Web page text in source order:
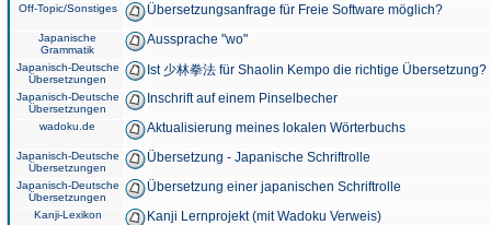
Off-Topic/Sonstiges Übersetzungsanfrage für Freie Software möglich?
Japanische
Grammatik
Aussprache "wo"
Japanisch-Deutsche
Übersetzungen
Ist 少林拳法 für Shaolin Kempo die richtige Übersetzung?
Japanisch-Deutsche
Übersetzungen
Inschrift auf einem Pinselbecher
wadoku.de Aktualisierung meines lokalen Wörterbuchs
Japanisch-Deutsche
Übersetzungen
Übersetzung - Japanische Schriftrolle
Japanisch-Deutsche
Übersetzungen
Übersetzung einer japanischen Schriftrolle
Kanji-Lexikon Kanji Lernprojekt (mit Wadoku Verweis)